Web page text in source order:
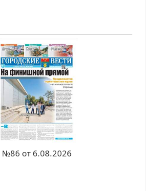
№86 от 6.08.2026